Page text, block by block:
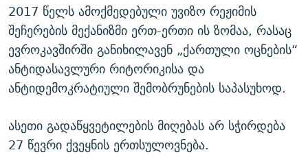
2017 წელს ამოქმედებული უვიზო რეჟიმის
შეჩერების მექანიზმი ერთ-ერთი ის ზომაა, რასაც
ევროკავშირში განიხილავენ „ქართული ოცნების“
ანტიდასავლური რიტორიკისა და
ანტიდემოკრატიული შემობრუნების საპასუხოდ.
ასეთი გადაწყვეტილების მიღებას არ სჭირდება
27 წევრი ქვეყნის ერთსულოვნება.